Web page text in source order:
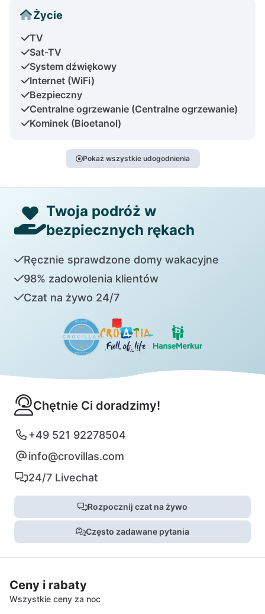
Życie
TV
Sat-TV
System dźwiękowy
Internet (WiFi)
Bezpieczny
Centralne ogrzewanie (Centralne ogrzewanie)
Kominek (Bioetanol)
Pokaż wszystkie udogodnienia
Twoja podróż w
bezpiecznych rękach
Ręcznie sprawdzone domy wakacyjne
98% zadowolenia klientów
Czat na żywo 24/7
Chętnie Ci doradzimy!
+49 521 92278504
info@crovillas.com
24/7 Livechat
Rozpocznij czat na żywo
Często zadawane pytania
Ceny i rabaty
Wszystkie ceny za noc